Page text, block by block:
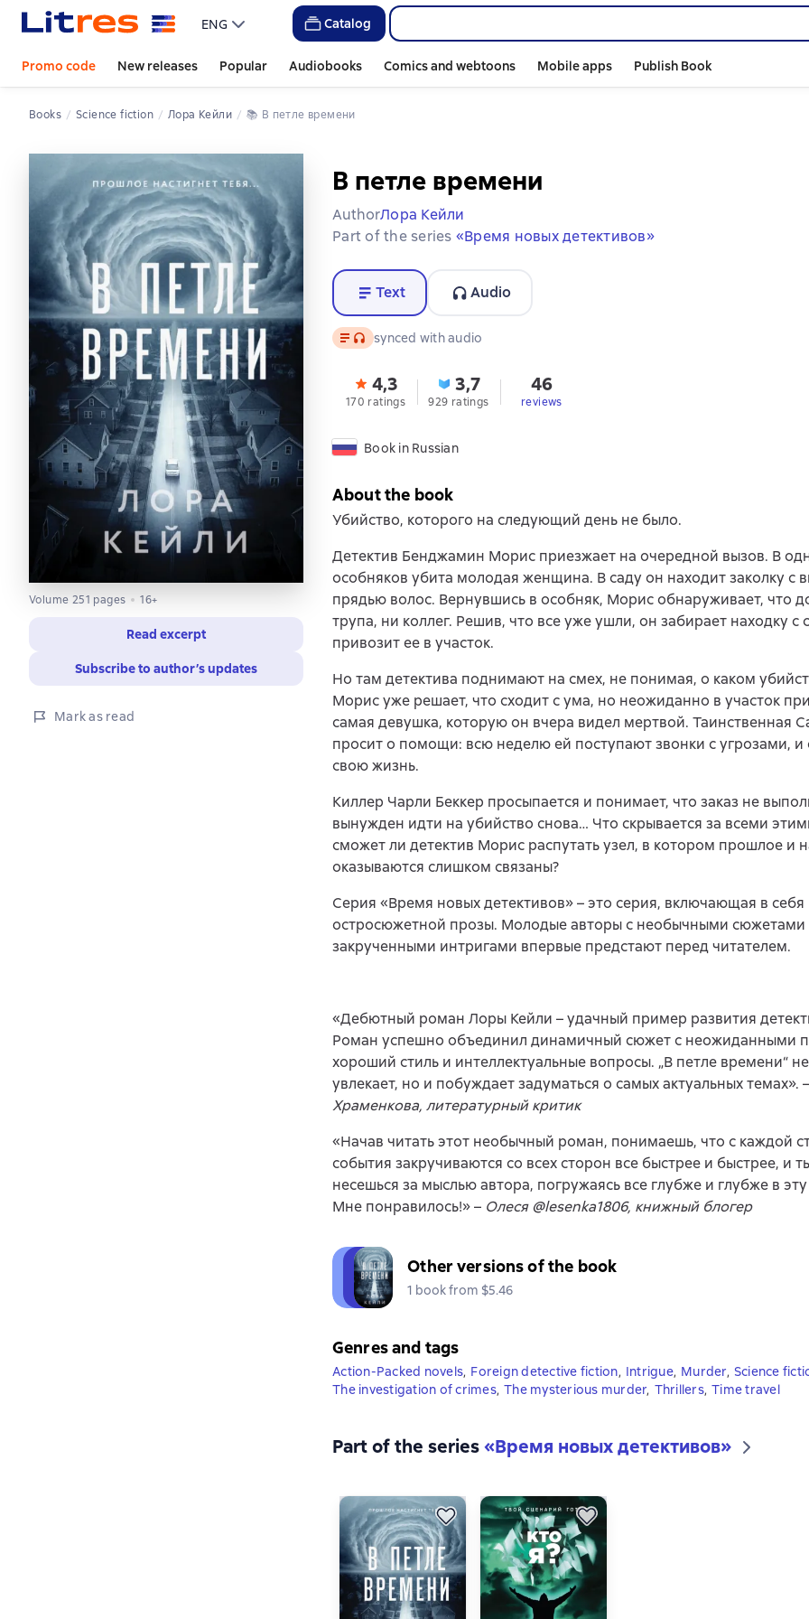
ENG Catalog
Promo code New releases Popular Audiobooks Comics and webtoons Mobile apps Publish Book
Books Science fiction Лора Кейли 📚 В петле времени
Volume 251 pages 16+
Read excerpt
Subscribe to author’s updates
Mark as read
В петле времени
AuthorЛора Кейли
Part of the series «Время новых детективов»
Text Audio
Text, audio format available
synced with audio
4,3
170 ratings
3,7
929 ratings
46
reviews
Book in Russian
About the book
Убийство, которого на следующий день не было.
Детектив Бенджамин Морис приезжает на очередной вызов. В
особняков убита молодая женщина. В саду он находит заколку с
прядью волос. Вернувшись в особняк, Морис обнаруживает, что
трупа, ни коллег. Решив, что все уже ушли, он забирает находку с
привозит ее в участок.
Но там детектива поднимают на смех, не понимая, о каком
Морис уже решает, что сходит с ума, но неожиданно в участок
самая девушка, которую он вчера видел мертвой. Таинственная
просит о помощи: всю неделю ей поступают звонки с угрозами, и
свою жизнь.
Киллер Чарли Беккер просыпается и понимает, что заказ не
вынужден идти на убийство снова… Что скрывается за всеми
сможет ли детектив Морис распутать узел, в котором прошлое и
оказываются слишком связаны?
Серия «Время новых детективов» – это серия, включающая в
остросюжетной прозы. Молодые авторы с необычными сюжетами
закрученными интригами впервые предстают перед читателем.
«Дебютный роман Лоры Кейли – удачный пример развития
Роман успешно объединил динамичный сюжет с неожиданными
хороший стиль и интеллектуальные вопросы. „В петле времени“
увлекает, но и побуждает задуматься о самых актуальных темах».
Храменкова, литературный критик
«Начав читать этот необычный роман, понимаешь, что с каждой
события закручиваются со всех сторон все быстрее и быстрее, и
несешься за мыслью автора, погружаясь все глубже и глубже в
Мне понравилось!» – Олеся @lesenka1806, книжный блогер
Other versions of the book
1 book from $5.46
Genres and tags
Action-Packed novels, Foreign detective fiction, Intrigue, Murder, Science
The investigation of crimes, The mysterious murder, Thrillers, Time travel
Part of the series«Время новых детективов»